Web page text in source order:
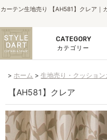
カーテン生地売り 【AH581】クレア｜
CATEGORY
カテゴリー
ホーム 生地売り・クッション
【AH581】クレア